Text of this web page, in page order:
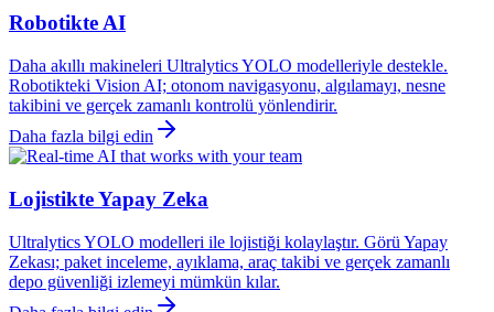
Robotikte AI
Daha akıllı makineleri Ultralytics YOLO modelleriyle destekle.
Robotikteki Vision AI; otonom navigasyonu, algılamayı, nesne
takibini ve gerçek zamanlı kontrolü yönlendirir.
Daha fazla bilgi edin
Lojistikte Yapay Zeka
Ultralytics YOLO modelleri ile lojistiği kolaylaştır. Görü Yapay
Zekası; paket inceleme, ayıklama, araç takibi ve gerçek zamanlı
depo güvenliği izlemeyi mümkün kılar.